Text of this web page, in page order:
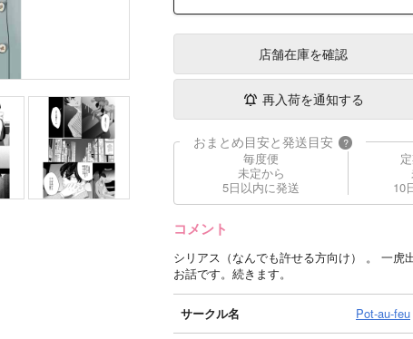
店舗在庫を確認
再入荷を通知する
おまとめ目安と発送目安 ?
毎度便
未定から
5日以内に発送
10
コメント
シリアス（なんでも許せる方向け） 。 一
お話です。続きます。
サークル名 Pot-au-feu